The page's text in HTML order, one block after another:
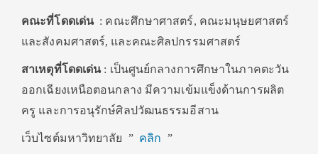
คณะที่โดดเด่น: คณะศึกษาศาสตร์, คณะมนุษยศาสตร์
และสังคมศาสตร์, และคณะศิลปกรรมศาสตร์
สาเหตุที่โดดเด่น: เป็นศูนย์กลางการศึกษาในภาคตะวัน
ออกเฉียงเหนือตอนกลาง มีความเข้มแข็งด้านการผลิต
ครู และการอนุรักษ์ศิลปวัฒนธรรมอีสาน
เว็บไซต์มหาวิทยาลัย ” คลิก ”